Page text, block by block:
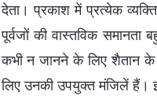
देता। प्रकाश में प्रत्येक
पूर्वजों की वास्तविक
कभी न जानने के लिए शैतान के
लिए उनकी उपयुक्त मंजिलें हैं।